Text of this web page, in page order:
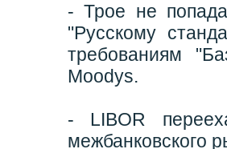
- Трое не
"Русскому
требованиям
Moodys.
- LIBOR
межбанковского